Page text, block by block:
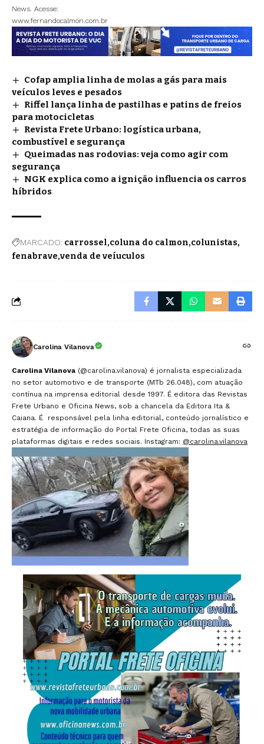
News. Acesse:
www.fernandocalmon.com.br
Cofap amplia linha de molas a gás para mais
veículos leves e pesados
Riffel lança linha de pastilhas e patins de freios
para motocicletas
Revista Frete Urbano: logística urbana,
combustível e segurança
Queimadas nas rodovias: veja como agir com
segurança
NGK explica como a ignição influencia os carros
híbridos
MARCADO: carrossel coluna do calmon colunistas
fenabrave venda de veíuculos
Carolina Vilanova
Carolina Vilanova (@carolina.vilanova) é jornalista especializada
no setor automotivo e de transporte (MTb 26.048), com atuação
contínua na imprensa editorial desde 1997. É editora das Revistas
Frete Urbano e Oficina News, sob a chancela da Editora Ita &
Caiana. É responsável pela linha editorial, conteúdo jornalístico e
estratégia de informação do Portal Frete Oficina, todas as suas
plataformas digitais e redes sociais. Instagram: @carolina.vilanova